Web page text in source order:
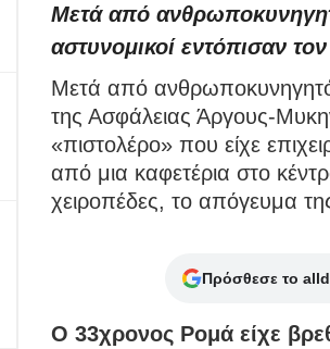
Μετά από
αστυνομικοί εντόπισαν
Μετά από ανθρωποκυνηγητό
της Ασφάλειας Άργους-
«πιστολέρο» που είχε
από μια καφετέρια στο
χειροπέδες, το απόγευμα
Πρόσθεσε το
Ο 33χρονος Ρομά είχε